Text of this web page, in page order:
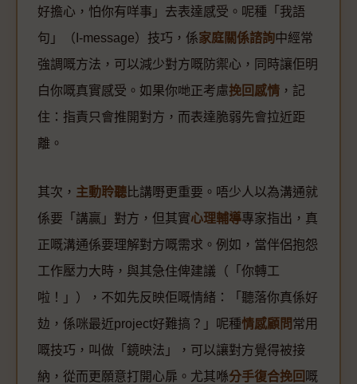
好擔心，怕你有咩事」去表達感受。呢種「我語
句」（I-message）技巧，係家庭關係諮詢中經常
強調嘅方法，可以減少對方嘅防禦心，同時讓佢明
白你嘅真實感受。如果你哋正考慮挽回感情 ，記
住：指責只會推開對方，而表達脆弱先會拉近距
離。
其次， 主動聆聽比講嘢更重要。唔少人以為溝通就
係要「講贏」對方，但其實心理輔導專家指出，真
正嘅溝通係要理解對方嘅需求。例如，當伴侶抱怨
工作壓力大時，與其急住俾建議（「你轉工
啦！」），不如先反映佢嘅情緒：「聽落你真係好
攰，係咪最近project好難搞？」呢種情感顧問常用
嘅技巧，叫做「鏡映法」，可以讓對方覺得被接
納，從而更願意打開心扉。尤其喺分手復合挽回 嘅